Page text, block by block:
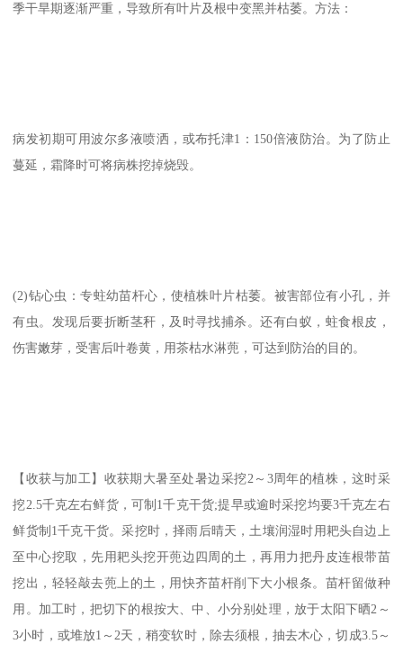
季干旱期逐渐严重，导致所有叶片及根中变黑并枯萎。方法：
病发初期可用波尔多液喷洒，或布托津1：150倍液防治。为了防止
蔓延，霜降时可将病株挖掉烧毁。
(2)钻心虫：专蛀幼苗杆心，使植株叶片枯萎。被害部位有小孔，并
有虫。发现后要折断茎秆，及时寻找捕杀。还有白蚁，蛀食根皮，
伤害嫩芽，受害后叶卷黄，用茶枯水淋蔸，可达到防治的目的。
【收获与加工】收获期大暑至处暑边采挖2～3周年的植株，这时采
挖2.5千克左右鲜货，可制1千克干货;提早或逾时采挖均要3千克左右
鲜货制1千克干货。采挖时，择雨后晴天，土壤润湿时用耙头自边上
至中心挖取，先用耙头挖开蔸边四周的土，再用力把丹皮连根带苗
挖出，轻轻敲去蔸上的土，用快齐苗杆削下大小根条。苗杆留做种
用。加工时，把切下的根按大、中、小分别处理，放于太阳下晒2～
3小时，或堆放1～2天，稍变软时，除去须根，抽去木心，切成3.5～